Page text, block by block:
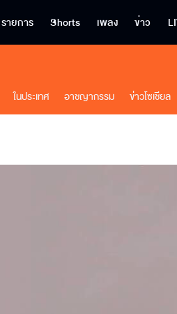
รายการ Shorts เพลง ข่าว
ในประเทศ อาชญากรรม ข่าวโซเชียล